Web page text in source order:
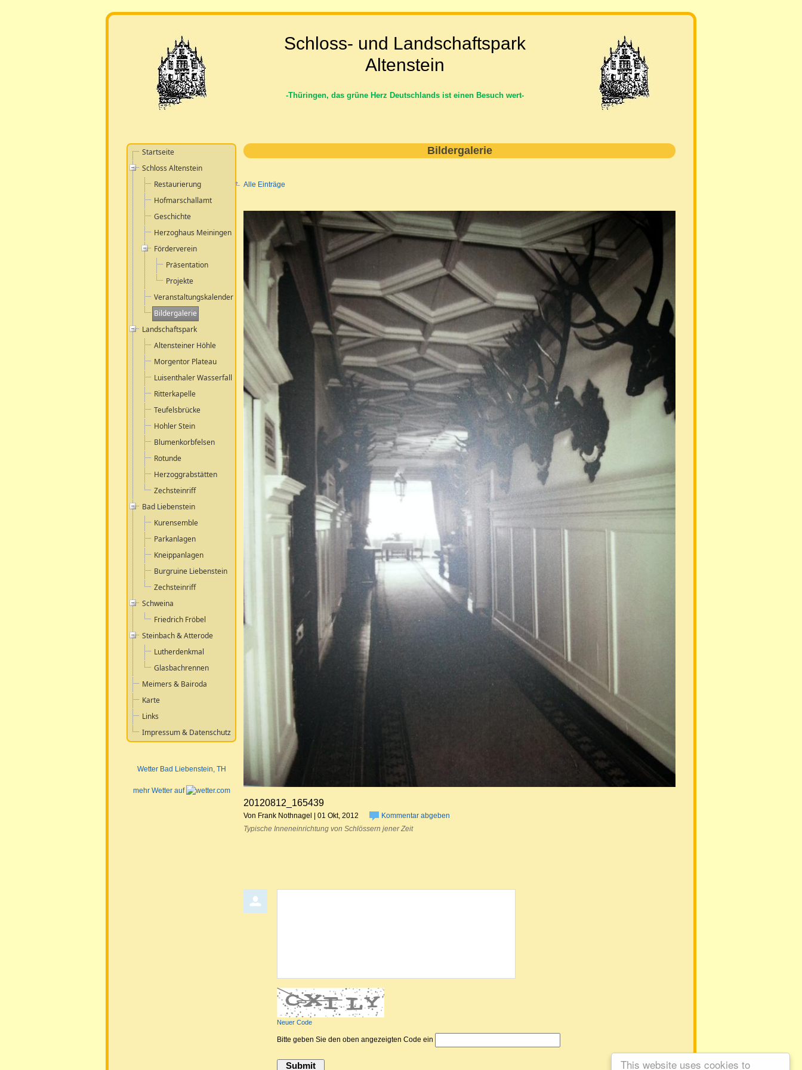
This website uses cookies to
Schloss- und Landschaftspark
Altenstein
-Thüringen, das grüne Herz Deutschlands ist einen Besuch wert-
Startseite
Schloss Altenstein
Restaurierung
Hofmarschallamt
Geschichte
Herzoghaus Meiningen
Förderverein
Präsentation
Projekte
Veranstaltungskalender
Bildergalerie
Landschaftspark
Altensteiner Höhle
Morgentor Plateau
Luisenthaler Wasserfall
Ritterkapelle
Teufelsbrücke
Hohler Stein
Blumenkorbfelsen
Rotunde
Herzoggrabstätten
Zechsteinriff
Bad Liebenstein
Kurensemble
Parkanlagen
Kneippanlagen
Burgruine Liebenstein
Zechsteinriff
Schweina
Friedrich Fröbel
Steinbach & Atterode
Lutherdenkmal
Glasbachrennen
Meimers & Bairoda
Karte
Links
Impressum & Datenschutz
Wetter Bad Liebenstein, TH
mehr Wetter auf
Bildergalerie
Alle Einträge
20120812_165439
Von Frank Nothnagel | 01 Okt, 2012
Kommentar abgeben
Typische Inneneinrichtung von Schlössern jener Zeit
Neuer Code
Bitte geben Sie den oben angezeigten Code ein